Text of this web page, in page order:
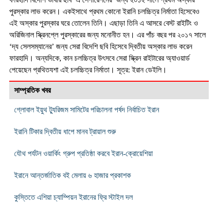
পুরস্কার লাভ করেন। একইসাথে প্রথম কোনো ইরানি চলচ্চিত্র নির্মাতা হিসেবেও
এই অস্কার পুরস্কার ঘরে তোলেন তিনি। এছাড়া তিনি এ আসরে বেস্ট রাইটিং ও
অরিজিনাল স্ক্রিনপ্লে পুরস্কারের জন্য মনোনীত হন। এর পাঁচ বছর পর ২০১৭ সালে
‘দ্য সেলসম্যানের’ জন্য সেরা বিদেশি ছবি হিসেবে দ্বিতীয় অস্কার লাভ করেন
ফারহাদি। অন্যদিকে, কান চলচ্চিত্র উৎসবে সেরা স্ক্রিন রাইটারের অ্যাওয়ার্ড
পেয়েছেন প্রথিতযশা এই চলচ্চিত্র নির্মাতা। সূত্র: ইরান ডেইলি।
সাম্প্রতিক খবর
গ্লোবাল ইয়ুথ ট্যুরিজম সামিটের পরিচালনা পর্ষদ নির্বাচিত ইরান
ইরানি টিকার দ্বিতীয় ধাপে মানব ট্রায়াল শুরু
যৌথ পর্যটন ওয়ার্কিং গ্রুপ প্রতিষ্ঠা করবে ইরান-ক্রোয়েশিয়া
ইরানে আন্তর্জাতিক বই মেলায় ৬ হাজার প্রকাশক
কুস্তিতে এশিয়া চ্যাম্পিয়ন ইরানের ফ্রি স্টাইল দল